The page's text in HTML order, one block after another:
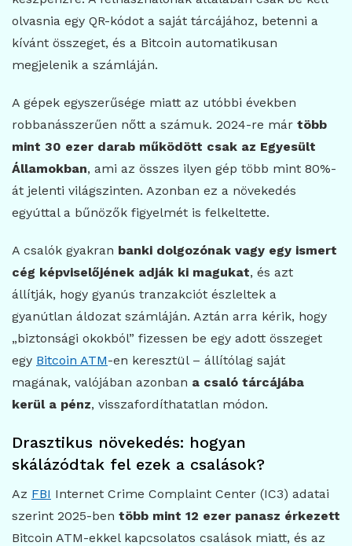
olvasnia egy QR-kódot a saját tárcájához, betenni a
kívánt összeget, és a Bitcoin automatikusan
megjelenik a számláján.
A gépek egyszerűsége miatt az utóbbi években
robbanásszerűen nőtt a számuk. 2024-re már több
mint 30 ezer darab működött csak az Egyesült
Államokban, ami az összes ilyen gép több mint 80%-
át jelenti világszinten. Azonban ez a növekedés
egyúttal a bűnözők figyelmét is felkeltette.
A csalók gyakran banki dolgozónak vagy egy ismert
cég képviselőjének adják ki magukat, és azt
állítják, hogy gyanús tranzakciót észleltek a
gyanútlan áldozat számláján. Aztán arra kérik, hogy
„biztonsági okokból” fizessen be egy adott összeget
egy Bitcoin ATM-en keresztül – állítólag saját
magának, valójában azonban a csaló tárcájába
kerül a pénz, visszafordíthatatlan módon.
Drasztikus növekedés: hogyan
skálázódtak fel ezek a csalások?
Az FBI Internet Crime Complaint Center (IC3) adatai
szerint 2025-ben több mint 12 ezer panasz érkezett
Bitcoin ATM-ekkel kapcsolatos csalások miatt, és az